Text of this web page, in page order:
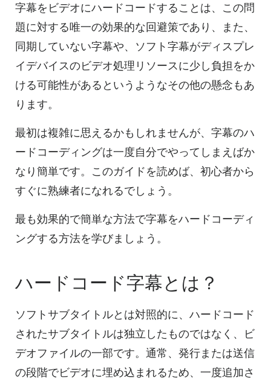
字幕をビデオにハードコードすることは、この問
題に対する唯一の効果的な回避策であり、また、
同期していない字幕や、ソフト字幕がディスプレ
イデバイスのビデオ処理リソースに少し負担をか
ける可能性があるというようなその他の懸念もあ
ります。
最初は複雑に思えるかもしれませんが、字幕のハ
ードコーディングは一度自分でやってしまえばか
なり簡単です。このガイドを読めば、初心者から
すぐに熟練者になれるでしょう。
最も効果的で簡単な方法で字幕をハードコーディ
ングする方法を学びましょう。
ハードコード字幕とは？
ソフトサブタイトルとは対照的に、ハードコード
されたサブタイトルは独立したものではなく、ビ
デオファイルの一部です。通常、発行または送信
の段階でビデオに埋め込まれるため、一度追加さ